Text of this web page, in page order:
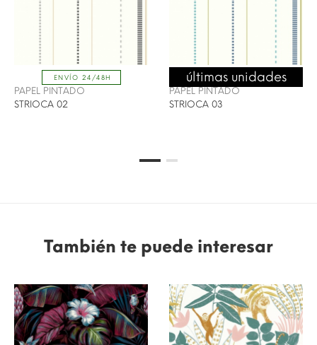
ENVÍO 24/48H
PAPEL PINTADO
STRIOCA 02
ENVÍO 24/48H
últimas unidades
PAPEL PINTADO
STRIOCA 03
También te puede interesar